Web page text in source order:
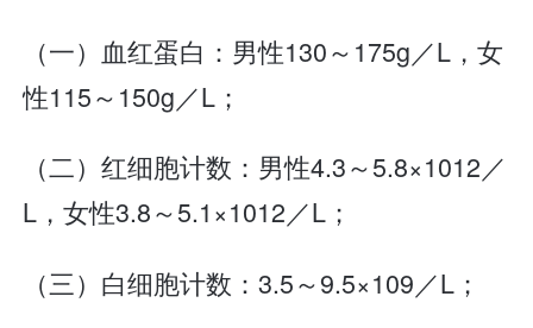
（一）血红蛋白：男性130～175g／L，女
性115～150g／L；
（二）红细胞计数：男性4.3～5.8×1012／
L，女性3.8～5.1×1012／L；
（三）白细胞计数：3.5～9.5×109／L；